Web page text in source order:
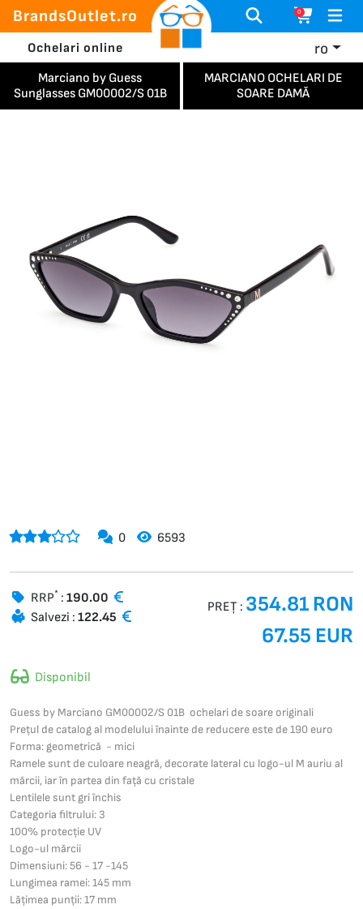
BrandsOutlet.ro 0
Ochelari online ro
Marciano by Guess
Sunglasses GM00002/S 01B
MARCIANO OCHELARI DE
SOARE DAMĂ
0 6593
RRP* : 190.00
Salvezi : 122.45
PREȚ : 354.81 RON
67.55 EUR
Disponibil
Guess by Marciano GM00002/S 01B ochelari de soare originali
Prețul de catalog al modelului înainte de reducere este de 190 euro
Forma: geometrică - mici
Ramele sunt de culoare neagră, decorate lateral cu logo-ul M auriu al
mărcii, iar în partea din față cu cristale
Lentilele sunt gri închis
Categoria filtrului: 3
100% protecție UV
Logo-ul mărcii
Dimensiuni: 56 - 17 -145
Lungimea ramei: 145 mm
Lățimea punții: 17 mm